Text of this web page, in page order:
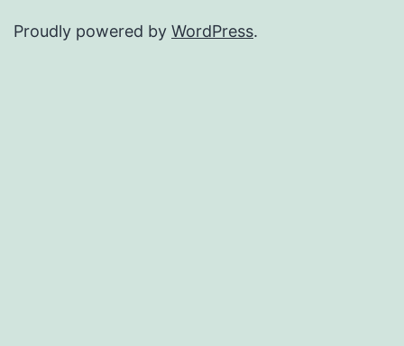
Proudly powered by WordPress.